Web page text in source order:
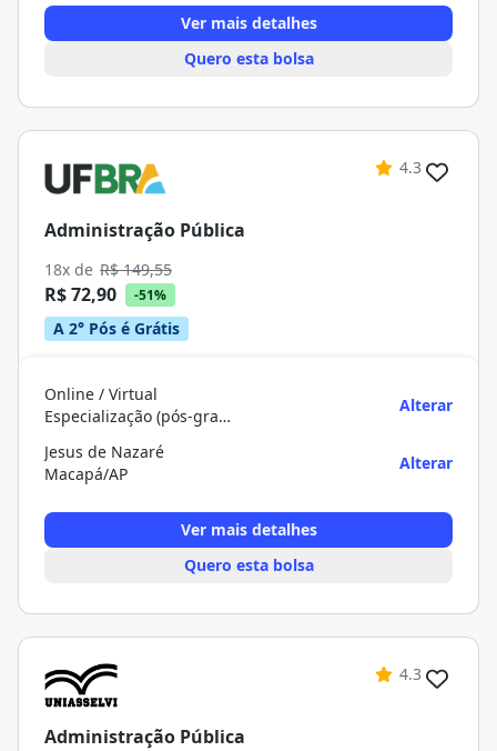
Ver mais detalhes
Quero esta bolsa
4.3
Administração Pública
18x de R$ 149,55
R$ 72,90 -51%
A 2° Pós é Grátis
Online / Virtual
Especialização (pós-graduação)
Alterar
Jesus de Nazaré
Macapá/AP
Alterar
Ver mais detalhes
Quero esta bolsa
4.3
Administração Pública